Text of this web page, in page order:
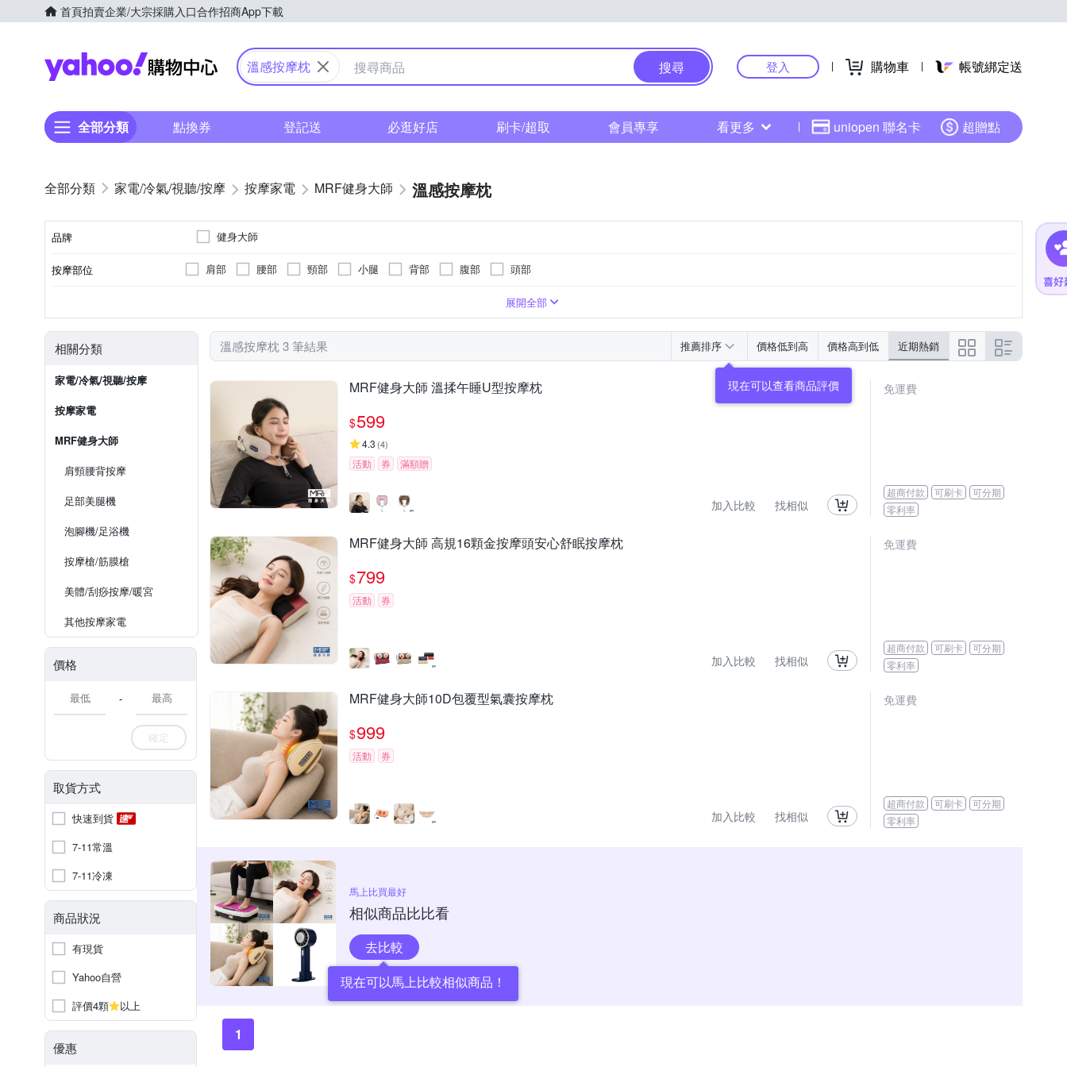
首頁拍賣企業/大宗採購入口合作招商App下載
Yahoo購物中心
溫感按摩枕 搜尋 登入 購物車 帳號綁定送
全部分類 點換券 登記送 必逛好店 刷卡/超取 會員專享 看更多 uniopen 聯名卡 超贈點
家電/冷氣/視聽/按摩 按摩家電 MRF健身大師 溫感按摩枕
品牌 健身大師
按摩部位 肩部 腰部 頸部 小腿 背部 腹部 頭部
展開全部
相關分類
家電/冷氣/視聽/按摩
按摩家電
MRF健身大師
肩頸腰背按摩
足部美腿機
泡腳機/足浴機
按摩槍/筋膜槍
美體/刮痧按摩/暖宮
其他按摩家電
價格
-
確定
取貨方式
快速到貨
7-11常溫
7-11冷凍
商品狀況
有現貨
Yahoo自營
評價4顆
以上
優惠
溫感按摩枕 3 筆結果 推薦排序 價格低到高 價格高到低 近期熱銷
現在可以查看商品評價
MRF健身大師 溫揉午睡U型按摩枕
$599
4.3 (4)
活動 券 滿額贈
加入比較 找相似
免運費
超商付款 可刷卡
可分期
零利率
MRF健身大師 高規16顆金按摩頭安心舒眠按摩枕
$799
活動 券
加入比較 找相似
免運費
超商付款 可刷卡
可分期
零利率
MRF健身大師10D包覆型氣囊按摩枕
$999
活動 券
加入比較 找相似
免運費
超商付款 可刷卡
可分期
零利率
馬上比買最好
相似商品比比看
去比較
現在可以馬上比較相似商品！
1